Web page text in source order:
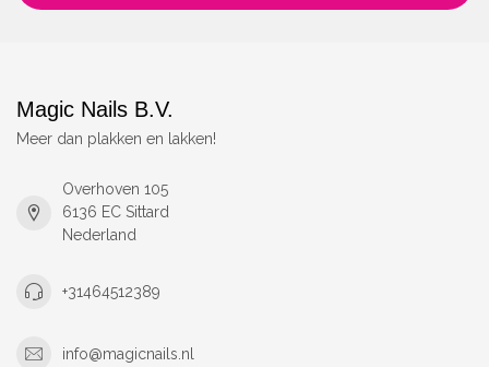
Magic Nails B.V.
Meer dan plakken en lakken!
Overhoven 105
6136 EC Sittard
Nederland
+31464512389
info@magicnails.nl